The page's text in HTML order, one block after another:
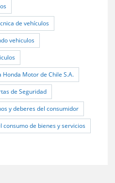
de vehículos
vehiculos
Motor de Chile S.A.
de Seguridad
y deberes del consumidor
consumo de bienes y servicios